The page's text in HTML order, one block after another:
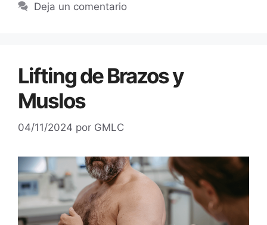
Deja un comentario
Lifting de Brazos y
Muslos
04/11/2024 por GMLC